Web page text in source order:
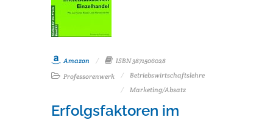
Amazon
ISBN 3871506028
Professorenwerk
Betriebswirtschaftslehre
Marketing/Absatz
Erfolgsfaktoren im